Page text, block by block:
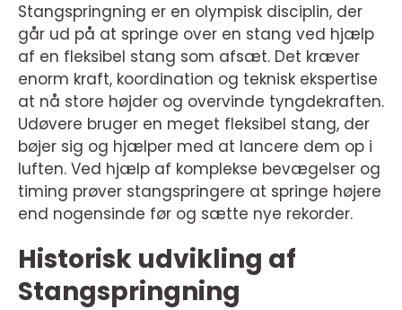
Stangspringning er en olympisk disciplin, der
går ud på at springe over en stang ved hjælp
af en fleksibel stang som afsæt. Det kræver
enorm kraft, koordination og teknisk ekspertise
at nå store højder og overvinde tyngdekraften.
Udøvere bruger en meget fleksibel stang, der
bøjer sig og hjælper med at lancere dem op i
luften. Ved hjælp af komplekse bevægelser og
timing prøver stangspringere at springe højere
end nogensinde før og sætte nye rekorder.
Historisk udvikling af
Stangspringning